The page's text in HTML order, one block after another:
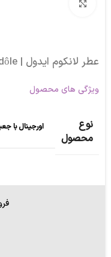
عطر لانکوم ایدول | LANCOME Idôle
ویژگی های محصول
نوع
محصول
اورجینال با